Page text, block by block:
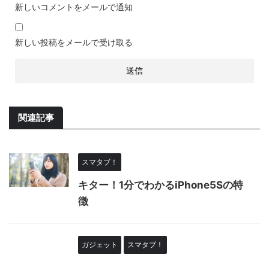
新しいコメントをメールで通知
新しい投稿をメールで受け取る
関連記事
スマタブ！
キター！1分でわかるiPhone5Sの特
徴
ガジェット スマタブ！